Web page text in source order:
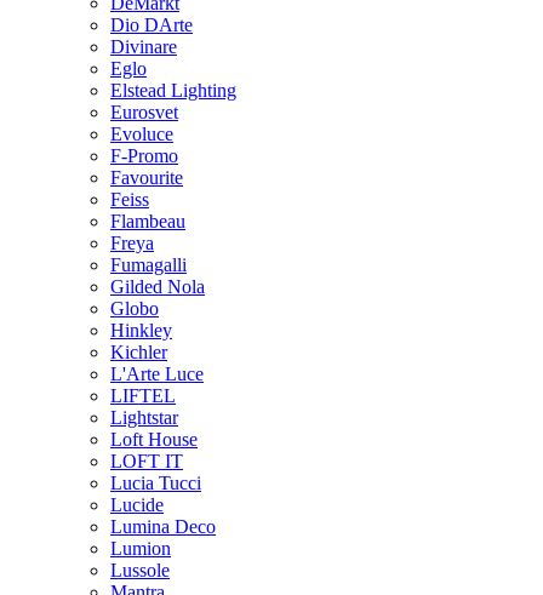
Dio DArte
Divinare
Eglo
Elstead Lighting
Eurosvet
Evoluce
F-Promo
Favourite
Feiss
Flambeau
Freya
Fumagalli
Gilded Nola
Globo
Hinkley
Kichler
L'Arte Luce
LIFTEL
Lightstar
Loft House
LOFT IT
Lucia Tucci
Lucide
Lumina Deco
Lumion
Lussole